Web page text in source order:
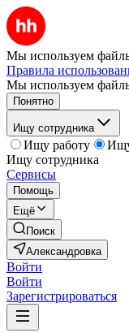
Мы используем
Правила
Мы используем
Понятно
Ищу сотрудника
Ищу работу
Ищу сотрудника
Сервисы
Помощь
Ещё
Поиск
Александровка
Войти
Войти
Зарегистрироваться